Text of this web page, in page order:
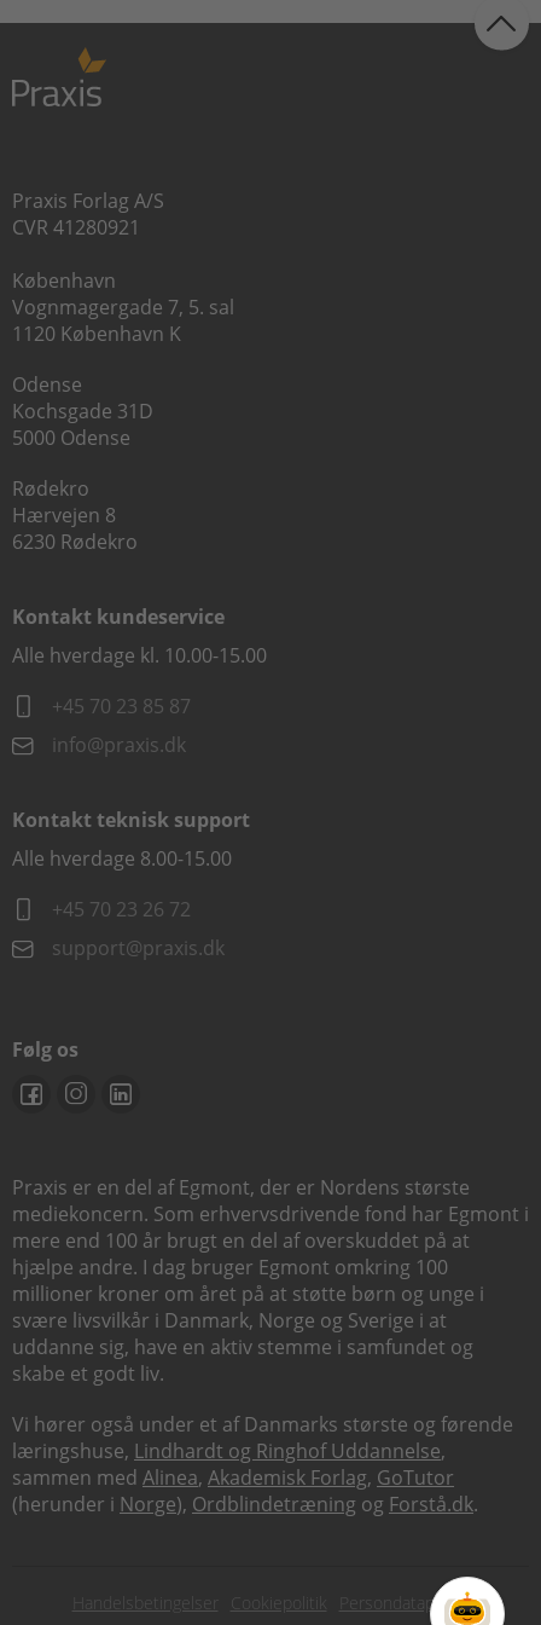
Praxis Forlag A/S
CVR 41280921
København
Vognmagergade 7, 5. sal
1120 København K
Odense
Kochsgade 31D
5000 Odense
Rødekro
Hærvejen 8
6230 Rødekro
Kontakt kundeservice
Alle hverdage kl. 10.00-15.00
+45 70 23 85 87
info@praxis.dk
Kontakt teknisk support
Alle hverdage 8.00-15.00
+45 70 23 26 72
support@praxis.dk
Følg os
Praxis er en del af Egmont, der er Nordens største
mediekoncern. Som erhvervsdrivende fond har Egmont i
mere end 100 år brugt en del af overskuddet på at
hjælpe andre. I dag bruger Egmont omkring 100
millioner kroner om året på at støtte børn og unge i
svære livsvilkår i Danmark, Norge og Sverige i at
uddanne sig, have en aktiv stemme i samfundet og
skabe et godt liv.
Vi hører også under et af Danmarks største og førende
læringshuse, Lindhardt og Ringhof Uddannelse,
sammen med Alinea, Akademisk Forlag, GoTutor
(herunder i Norge), Ordblindetræning og Forstå.dk.
Subfooter
Handelsbetingelser Cookiepolitik Persondatapolitik